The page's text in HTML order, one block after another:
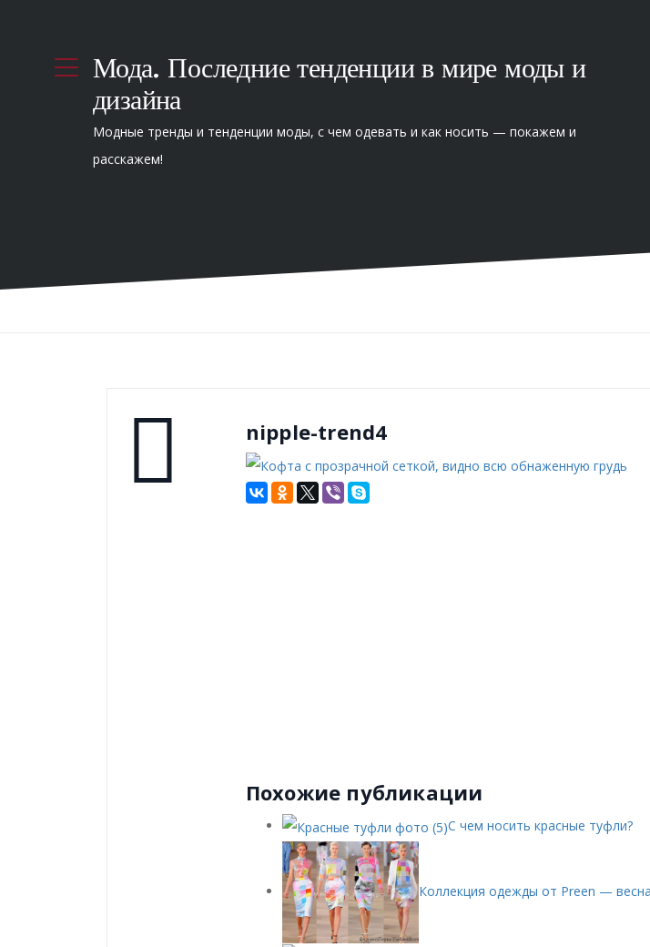
Мода. Последние тенденции в мире моды и
дизайна
Модные тренды и тенденции моды, с чем одевать и как носить — покажем и
расскажем!
nipple-trend4
Похожие публикации
С чем носить красные туфли?
Коллекция одежды от Preen —